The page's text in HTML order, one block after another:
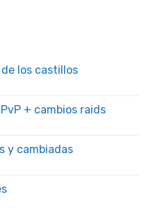
los castillos
+ cambios raids
y cambiadas